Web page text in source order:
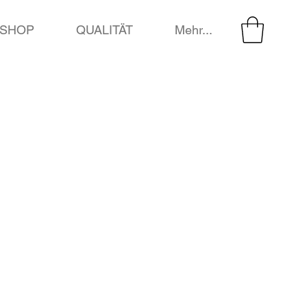
SHOP QUALITÄT Mehr...